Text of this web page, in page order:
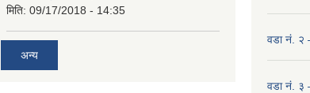
मिति: 09/17/2018 - 14:35
अन्य
वडा नं. २
वडा नं. ३